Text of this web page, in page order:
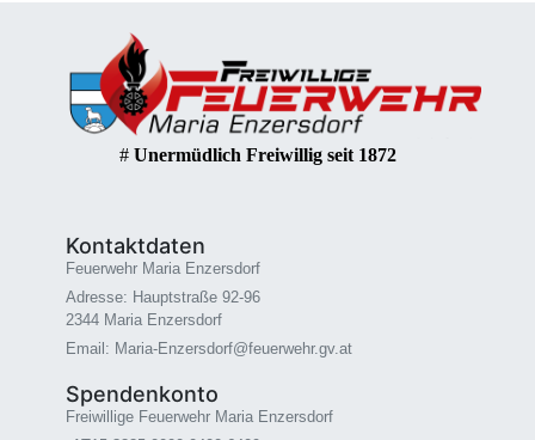
# Unermüdlich Freiwillig seit 1872
Kontaktdaten
Feuerwehr Maria Enzersdorf
Adresse: Hauptstraße 92-96
2344 Maria Enzersdorf
Email: Maria-Enzersdorf@feuerwehr.gv.at
Spendenkonto
Freiwillige Feuerwehr Maria Enzersdorf